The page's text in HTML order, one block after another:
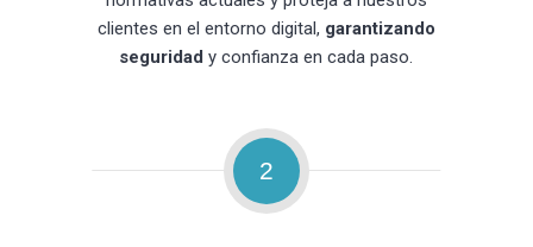
clientes en el entorno digital, garantizando
seguridad y confianza en cada paso.
2